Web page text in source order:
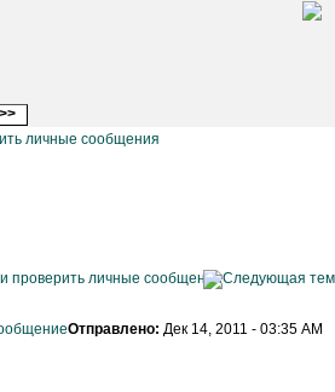
личные сообщения
Отправлено: Дек 14, 2011 - 03:35 AM